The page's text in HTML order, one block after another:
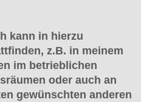
kann in hierzu
z.B. in meinem
im betrieblichen
oder auch an
gewünschten anderen